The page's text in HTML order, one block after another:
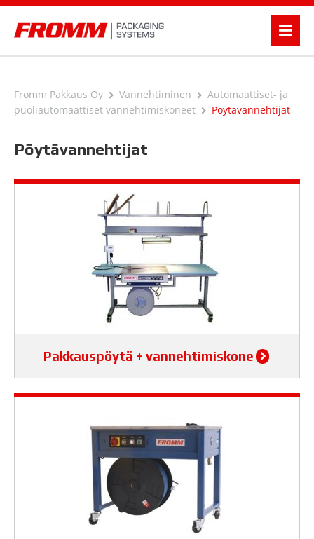
Fromm Pakkaus Oy Vannehtiminen
Automaattiset- ja
puoliautomaattiset vannehtimiskoneet
Pöytävannehtijat
Pöytävannehtijat
Pakkauspöytä + vannehtimiskone